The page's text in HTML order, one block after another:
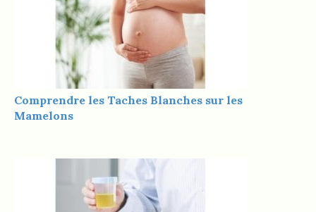
Comprendre les Taches Blanches sur les
Mamelons